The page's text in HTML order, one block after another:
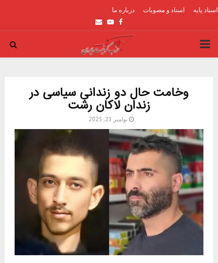
اسناد پایه اسناد و مصوبات درباره ما
Facebook
Youtube
Email
PRIMARY
وخامت حال دو زندانی سیاسی در
زندان لاکان رشت
نوامبر 23, 2025